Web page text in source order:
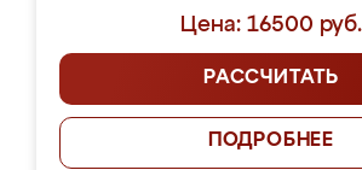
Цена: 16500 руб.
РАССЧИТАТЬ
ПОДРОБНЕЕ